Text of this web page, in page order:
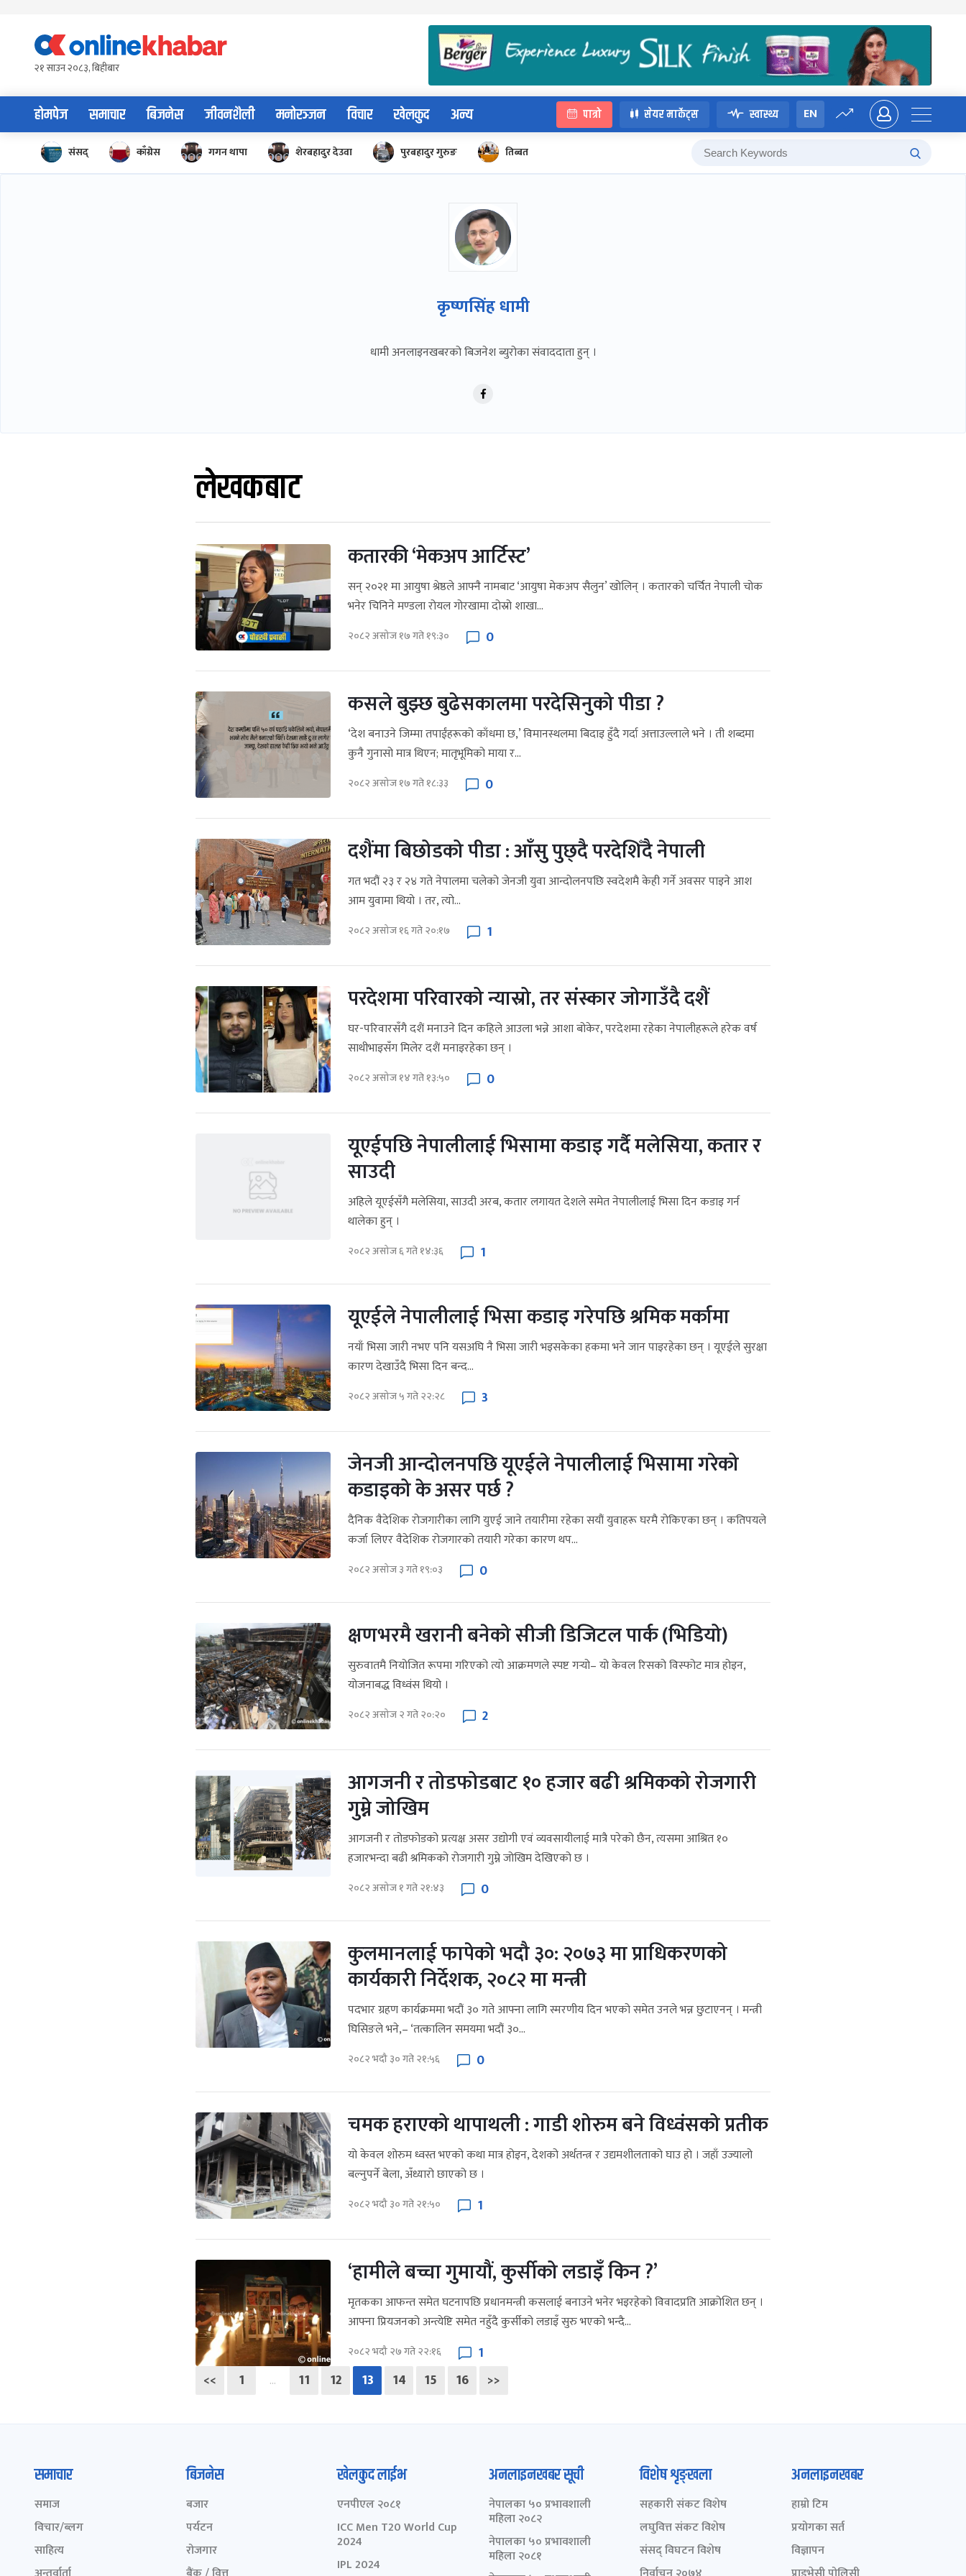
content२१ साउन २०८३, बिहीबार
होमपेज समाचार बिजनेस जीवनशैली मनोरञ्जन विचार खेलकुद अन्य पात्रो सेयर मार्केट्स स्वास्थ्य EN
संसद् काँग्रेस गगन थापा शेरबहादुर देउवा पुरबहादुर गुरुङ तिब्बत
कृष्णसिंह धामी
धामी अनलाइनखबरको बिजनेश ब्युरोका संवाददाता हुन् ।
लेखकबाट
कतारकी ‘मेकअप आर्टिस्ट’
सन् २०२१ मा आयुषा श्रेष्ठले आफ्नै नामबाट ‘आयुषा मेकअप सैलुन’ खोलिन् । कतारको चर्चित नेपाली चोक
भनेर चिनिने मण्डला रोयल गोरखामा दोस्रो शाखा...
२०८२ असोज १७ गते १९:३० 0
कसले बुझ्छ बुढेसकालमा परदेसिनुको पीडा ?
‘देश बनाउने जिम्मा तपाईंहरूको काँधमा छ,’ विमानस्थलमा बिदाइ हुँदै गर्दा अत्ताउल्लाले भने । ती शब्दमा
कुनै गुनासो मात्र थिएन; मातृभूमिको माया र...
२०८२ असोज १७ गते १८:३३ 0
दशैंमा बिछोडको पीडा : आँसु पुछ्दै परदेशिँदै नेपाली
गत भदौं २३ र २४ गते नेपालमा चलेको जेनजी युवा आन्दोलनपछि स्वदेशमै केही गर्ने अवसर पाइने आश
आम युवामा थियो । तर, त्यो...
२०८२ असोज १६ गते २०:१७ 1
परदेशमा परिवारको न्यास्रो, तर संस्कार जोगाउँदै दशैं
घर-परिवारसँगै दशैं मनाउने दिन कहिले आउला भन्ने आशा बोकेर, परदेशमा रहेका नेपालीहरूले हरेक वर्ष
साथीभाइसँग मिलेर दशैं मनाइरहेका छन् ।
२०८२ असोज १४ गते १३:५० 0
यूएईपछि नेपालीलाई भिसामा कडाइ गर्दै मलेसिया, कतार र
साउदी
अहिले यूएईसँगै मलेसिया, साउदी अरब, कतार लगायत देशले समेत नेपालीलाई भिसा दिन कडाइ गर्न
थालेका हुन् ।
२०८२ असोज ६ गते १४:३६ 1
यूएईले नेपालीलाई भिसा कडाइ गरेपछि श्रमिक मर्कामा
नयाँ भिसा जारी नभए पनि यसअघि नै भिसा जारी भइसकेका हकमा भने जान पाइरहेका छन् । यूएईले सुरक्षा
कारण देखाउँदै भिसा दिन बन्द...
२०८२ असोज ५ गते २२:२८ 3
जेनजी आन्दोलनपछि यूएईले नेपालीलाई भिसामा गरेको
कडाइको के असर पर्छ ?
दैनिक वैदेशिक रोजगारीका लागि युएई जाने तयारीमा रहेका सयौं युवाहरू घरमै रोकिएका छन् । कतिपयले
कर्जा लिएर वैदेशिक रोजगारको तयारी गरेका कारण थप...
२०८२ असोज ३ गते १९:०३ 0
क्षणभरमै खरानी बनेको सीजी डिजिटल पार्क (भिडियो)
सुरुवातमै नियोजित रूपमा गरिएको त्यो आक्रमणले स्पष्ट गर्‍यो– यो केवल रिसको विस्फोट मात्र होइन,
योजनाबद्ध विध्वंस थियो ।
२०८२ असोज २ गते २०:२० 2
आगजनी र तोडफोडबाट १० हजार बढी श्रमिकको रोजगारी
गुम्ने जोखिम
आगजनी र तोडफोडको प्रत्यक्ष असर उद्योगी एवं व्यवसायीलाई मात्रै परेको छैन, त्यसमा आश्रित १०
हजारभन्दा बढी श्रमिकको रोजगारी गुम्ने जोखिम देखिएको छ ।
२०८२ असोज १ गते २१:४३ 0
कुलमानलाई फापेको भदौ ३०: २०७३ मा प्राधिकरणको
कार्यकारी निर्देशक, २०८२ मा मन्त्री
पदभार ग्रहण कार्यक्रममा भदौं ३० गते आफ्ना लागि स्मरणीय दिन भएको समेत उनले भन्न छुटाएनन् । मन्त्री
घिसिङले भने,– ‘तत्कालिन समयमा भदौं ३०...
२०८२ भदौ ३० गते २१:५६ 0
चमक हराएको थापाथली : गाडी शोरुम बने विध्वंसको प्रतीक
यो केवल शोरुम ध्वस्त भएको कथा मात्र होइन, देशको अर्थतन्त्र र उद्यमशीलताको घाउ हो । जहाँ उज्यालो
बल्नुपर्ने बेला, अँध्यारो छाएको छ ।
२०८२ भदौ ३० गते २१:५० 1
‘हामीले बच्चा गुमायौं, कुर्सीको लडाइँ किन ?’
मृतकका आफन्त समेत घटनापछि प्रधानमन्त्री कसलाई बनाउने भनेर भइरहेको विवादप्रति आक्रोशित छन् ।
आफ्ना प्रियजनको अन्त्येष्टि समेत नहुँदै कुर्सीको लडाइँ सुरु भएको भन्दै...
२०८२ भदौ २७ गते २२:१६
1
<<
1 … 11 12 13 14 15 16 >>
समाचार
समाज
विचार/ब्लग
साहित्य
बिजनेस
बजार
पर्यटन
रोजगार
खेलकुद लाईभ
एनपीएल २०८१
ICC Men T20 World Cup
2024
IPL 2024
अनलाइनखबर सूची
नेपालका ५० प्रभावशाली
महिला २०८२
नेपालका ५० प्रभावशाली
महिला २०८१
विशेष शृङ्खला
सहकारी संकट विशेष
लघुवित्त संकट विशेष
संसद् विघटन विशेष
अनलाइनखबर
हाम्रो टिम
प्रयोगका सर्त
विज्ञापन